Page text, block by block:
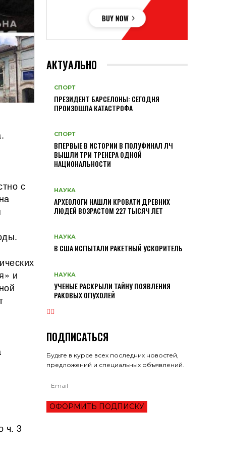
с
и
ч. 3
АКТУАЛЬНО
СПОРТ
ПРЕЗИДЕНТ БАРСЕЛОНЫ: СЕГОДНЯ
ПРОИЗОШЛА КАТАСТРОФА
СПОРТ
ВПЕРВЫЕ В ИСТОРИИ В ПОЛУФИНАЛ ЛЧ
ВЫШЛИ ТРИ ТРЕНЕРА ОДНОЙ
НАЦИОНАЛЬНОСТИ
НАУКА
АРХЕОЛОГИ НАШЛИ КРОВАТИ ДРЕВНИХ
ЛЮДЕЙ ВОЗРАСТОМ 227 ТЫСЯЧ ЛЕТ
НАУКА
В США ИСПЫТАЛИ РАКЕТНЫЙ УСКОРИТЕЛЬ
НАУКА
УЧЕНЫЕ РАСКРЫЛИ ТАЙНУ ПОЯВЛЕНИЯ
РАКОВЫХ ОПУХОЛЕЙ
ПОДПИСАТЬСЯ
Будьте в курсе всех последних новостей,
предложений и специальных объявлений.
ОФОРМИТЬ ПОДПИСКУ